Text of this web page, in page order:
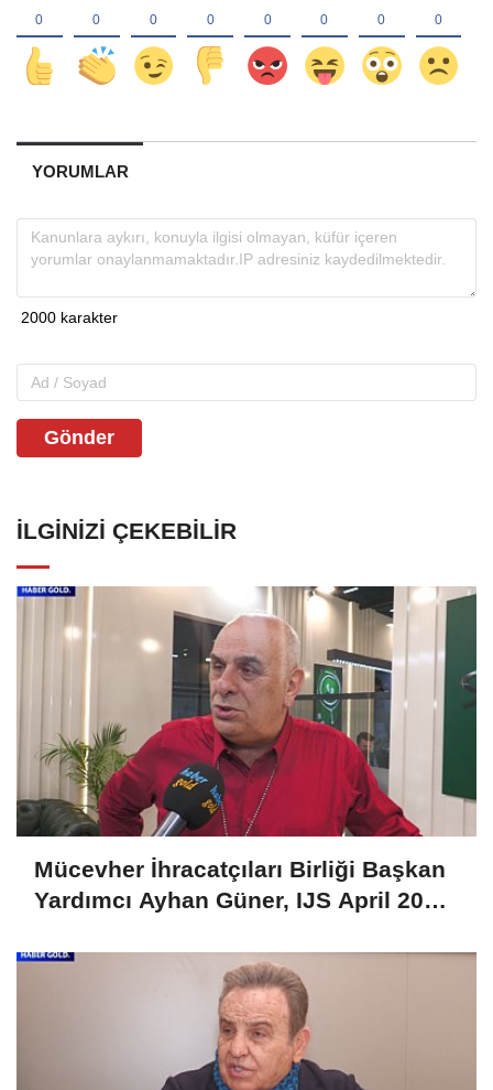
YORUMLAR
Gönder
İLGINIZI ÇEKEBILIR
Mücevher İhracatçıları Birliği Başkan
Yardımcı Ayhan Güner, IJS April 2025